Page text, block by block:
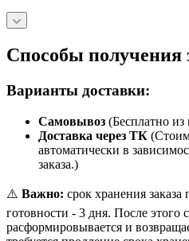
Способы получения
Варианты доставки:
Самовывоз (Бесплатно из
Доставка через ТК
автоматически в
заказа.)
⚠️ Важно: срок хранения
готовности - 3 дня. После этого
расформировывается и